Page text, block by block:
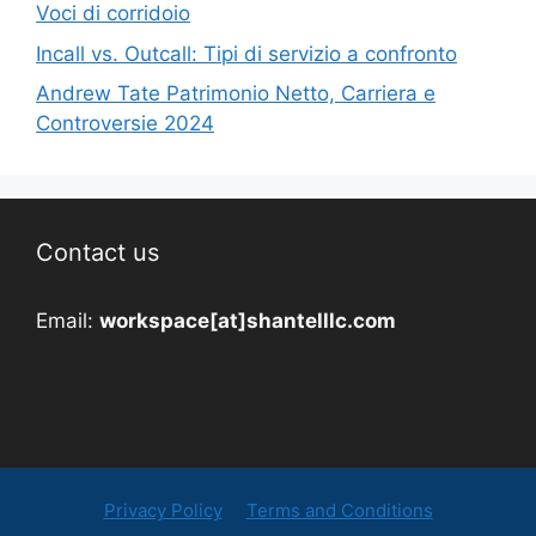
Voci di corridoio
Incall vs. Outcall: Tipi di servizio a confronto
Andrew Tate Patrimonio Netto, Carriera e
Controversie 2024
Contact us
Email: workspace[at]shantelllc.com
Privacy Policy Terms and Conditions